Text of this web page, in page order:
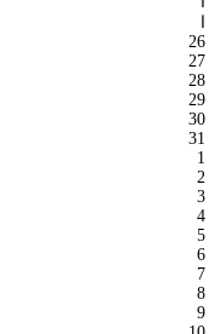
ا
26
27
28
29
30
31
1
2
3
4
5
6
7
8
9